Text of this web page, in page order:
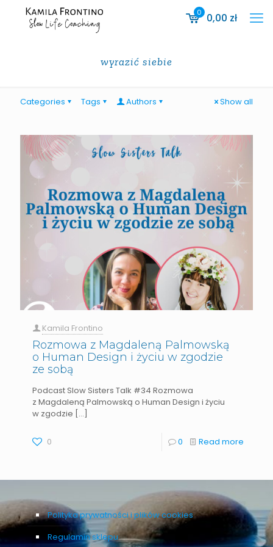
0 0,00 zł
wyrazić siebie
Categories Tags Authors Show all
Kamila Frontino
Rozmowa z Magdaleną Palmowską
o Human Design i życiu w zgodzie
ze sobą
Podcast Slow Sisters Talk #34 Rozmowa
z Magdaleną Palmowską o Human Design i życiu
w zgodzie […]
0 0 Read more
Polityka prywatności i plików cookies
Regulamin sklepu